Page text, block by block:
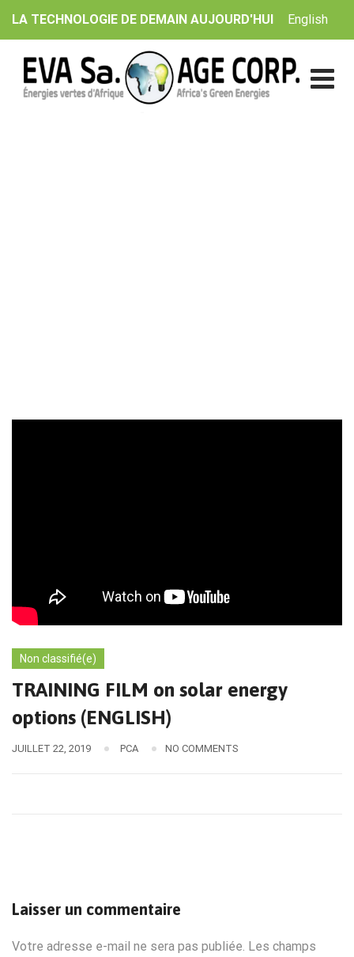
LA TECHNOLOGIE DE DEMAIN AUJOURD'HUI English
Non classifié(e)
TRAINING FILM on solar energy
options (ENGLISH)
JUILLET 22, 2019 PCA NO COMMENTS
Laisser un commentaire
Votre adresse e-mail ne sera pas publiée. Les champs